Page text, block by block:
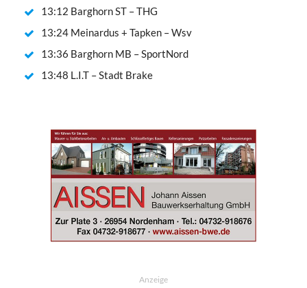
13:12 Barghorn ST – THG
13:24 Meinardus + Tapken – Wsv
13:36 Barghorn MB – SportNord
13:48 L.I.T – Stadt Brake
Anzeige